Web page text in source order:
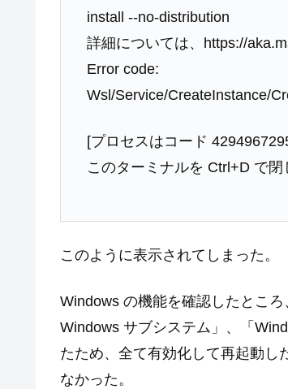
install --no-distribution
詳細については、https://
Error code:
Wsl/Service/CreateInstance/
[プロセスはコード
このターミナルを Ctrl+D で
このように表示されてしまった。
Windows の機能を確認したとこ
Windows サブシステム」、「
たため、全て有効化して再起動し
なかった。